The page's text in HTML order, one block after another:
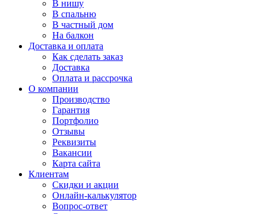
В нишу
В спальню
В частный дом
На балкон
Доставка и оплата
Как сделать заказ
Доставка
Оплата и рассрочка
О компании
Производство
Гарантия
Портфолио
Отзывы
Реквизиты
Вакансии
Карта сайта
Клиентам
Скидки и акции
Онлайн-калькулятор
Вопрос-ответ